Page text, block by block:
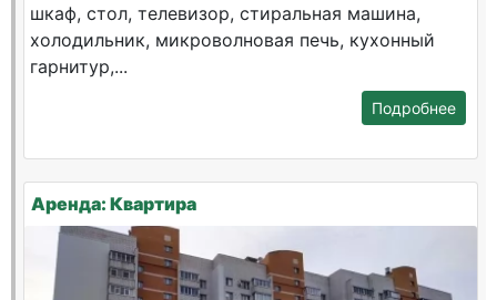
шкаф, стол, телевизор, стиральная машина,
холодильник, микроволновая печь, кухонный
гарнитур,...
Подробнее
Аренда: Квартира